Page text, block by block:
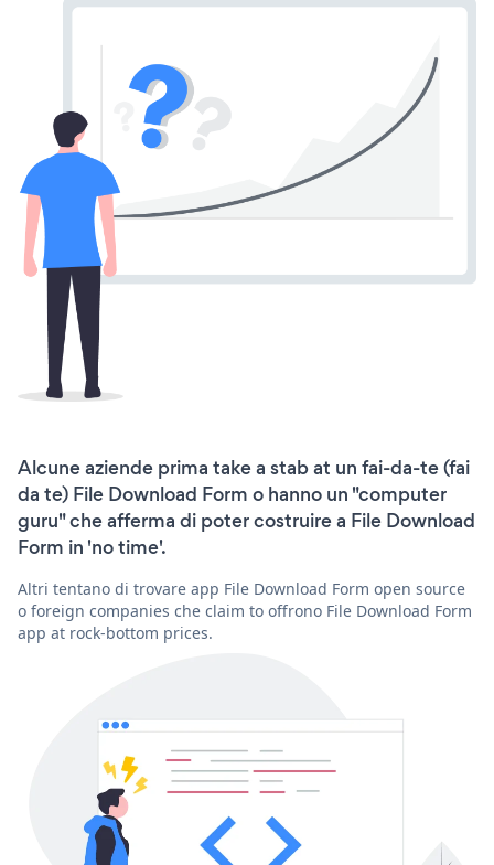
Alcune aziende prima take a stab at un fai-da-te (fai
da te) File Download Form o hanno un "computer
guru" che afferma di poter costruire a File Download
Form in 'no time'.
Altri tentano di trovare app File Download Form open source
o foreign companies che claim to offrono File Download Form
app at rock-bottom prices.